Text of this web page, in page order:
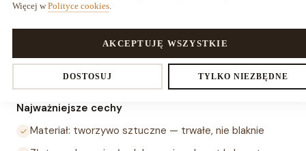
Roślina sztuczna Patrinia złota to sztuczna roślina o
złotawych pędach, wysokości 64 cm i szerokości 15 cm,
wykonana z tworzywa sztucznego. Kompaktowe wymiary
pozwalają ustawić ją na półce, biurku lub w donicy bez
zajmowania dużej powierzchni.
Najważniejsze cechy
Materiał: tworzywo sztuczne — trwałe, nie blaknie
Więcej w Polityce cookies
DOSTOSUJ TYLKO NIEZBĘDNE
AKCEPTUJĘ WSZYSTKIE
Ustawienia prywatności
Decydujesz, które dane zbieramy. Niezbędne pliki cookies są